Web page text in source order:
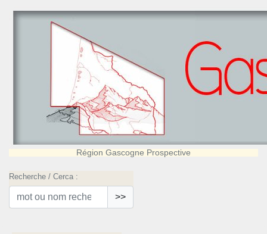
Région Gascogne Prospective
Recherche / Cerca :
>>